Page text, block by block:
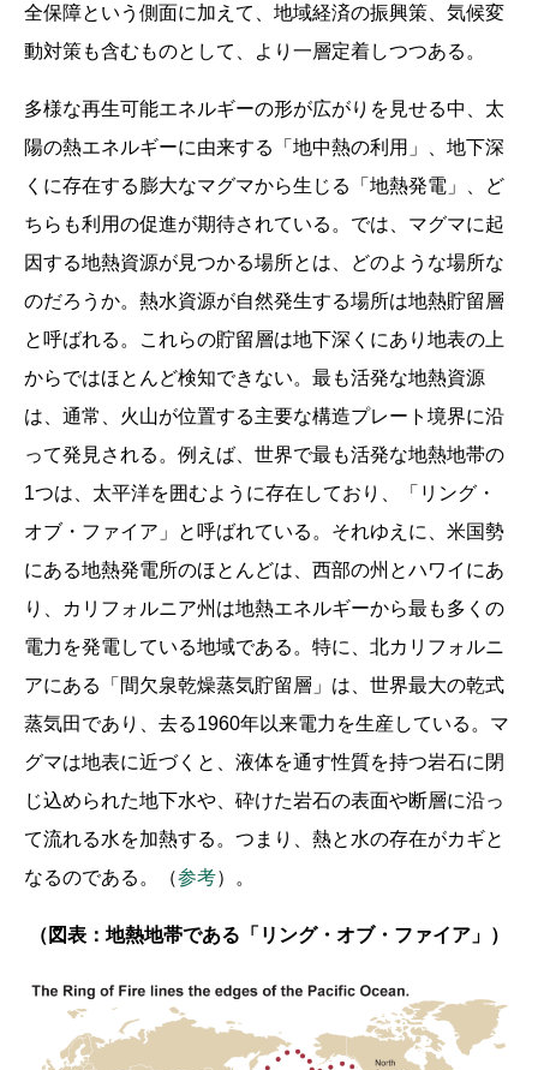
全保障という側面に加えて、地域経済の振興策、気候変
動対策も含むものとして、より一層定着しつつある。
多様な再生可能エネルギーの形が広がりを見せる中、太
陽の熱エネルギーに由来する「地中熱の利用」、地下深
くに存在する膨大なマグマから生じる「地熱発電」、ど
ちらも利用の促進が期待されている。では、マグマに起
因する地熱資源が見つかる場所とは、どのような場所な
のだろうか。熱水資源が自然発生する場所は地熱貯留層
と呼ばれる。これらの貯留層は地下深くにあり地表の上
からではほとんど検知できない。最も活発な地熱資源
は、通常、火山が位置する主要な構造プレート境界に沿
って発見される。例えば、世界で最も活発な地熱地帯の
1つは、太平洋を囲むように存在しており、「リング・
オブ・ファイア」と呼ばれている。それゆえに、米国勢
にある地熱発電所のほとんどは、西部の州とハワイにあ
り、カリフォルニア州は地熱エネルギーから最も多くの
電力を発電している地域である。特に、北カリフォルニ
アにある「間欠泉乾燥蒸気貯留層」は、世界最大の乾式
蒸気田であり、去る1960年以来電力を生産している。マ
グマは地表に近づくと、液体を通す性質を持つ岩石に閉
じ込められた地下水や、砕けた岩石の表面や断層に沿っ
て流れる水を加熱する。つまり、熱と水の存在がカギと
なるのである。（参考）。
（図表：地熱地帯である「リング・オブ・ファイア」）